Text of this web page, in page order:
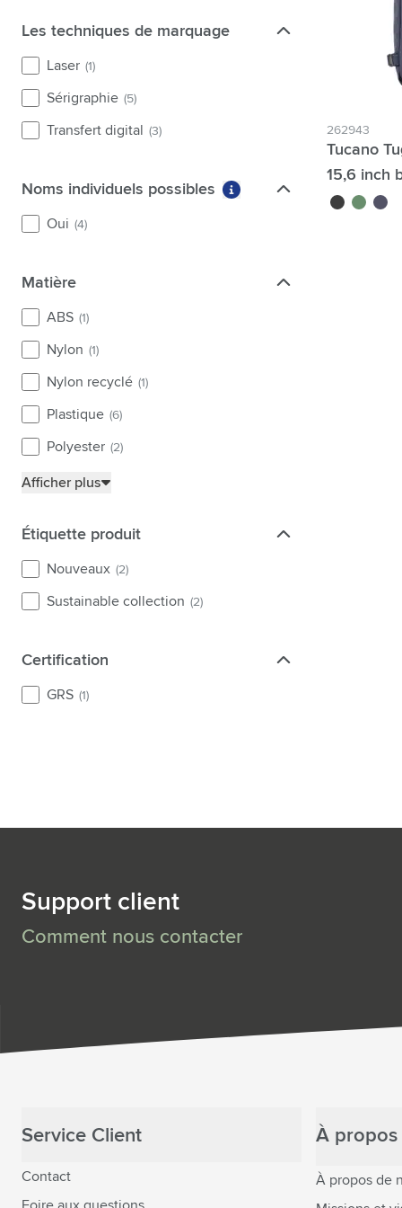
Les techniques de marquage
Les techniques de marquage
Laser (1)
Sérigraphie (5)
Transfert digital (3)
Noms individuels possibles
Noms individuels possibles
Plus d'informations sur
Oui (4)
Matière
Matière
ABS (1)
Nylon (1)
Nylon recyclé (1)
Plastique (6)
Polyester (2)
Afficher plus
Étiquette produit
Étiquette produit
Nouveaux (2)
Sustainable collection (2)
Certification
Certification
GRS (1)
262943
Tucano
15,6 inch
noir vert foncé
bleu
Support client
Comment nous contacter
Service Client
Contact
À propos
À propos de